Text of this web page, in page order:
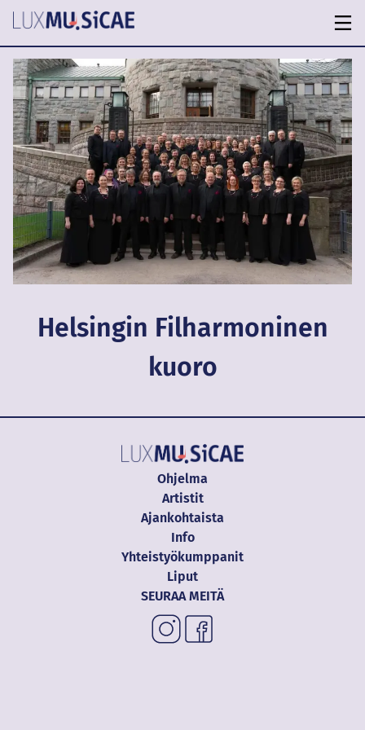
Helsingin Filharmoninen
kuoro
Ohjelma
Artistit
Ajankohtaista
Info
Yhteistyökumppanit
Liput
SEURAA MEITÄ